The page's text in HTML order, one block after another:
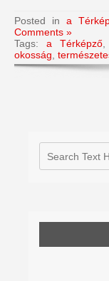
Posted in a
Comments »
Tags:a Térképző
okosság